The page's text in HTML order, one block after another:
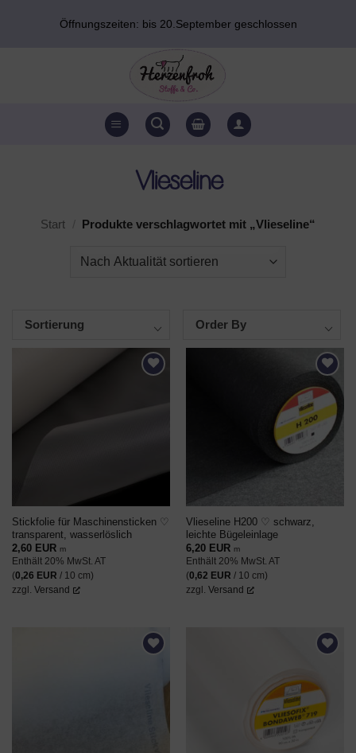
Öffnungszeiten: bis 20.September geschlossen
Vlieseline
Start Produkte verschlagwortet mit „Vlieseline“
Sortierung Order By
Stickfolie für Maschinensticken ♡
transparent, wasserlöslich
2,60 EUR m
Enthält 20% MwSt. AT
(0,26 EUR / 10 cm)
zzgl. Versand
AUF DEN
WUNSCHZETTEL
Vlieseline H200 ♡ schwarz,
leichte Bügeleinlage
6,20 EUR m
Enthält 20% MwSt. AT
(0,62 EUR / 10 cm)
zzgl. Versand
WUNSCHZETTEL